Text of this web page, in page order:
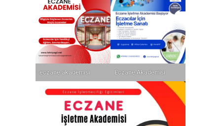
eczane akademisi Eczane Akademisi